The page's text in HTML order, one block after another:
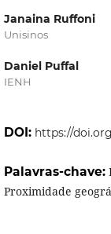
Janaina Ruffoni
Unisinos
Daniel Puffal
IENH
DOI: https://
Palavras-chave:
Proximidade